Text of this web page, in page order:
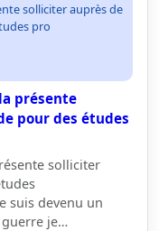
solliciter auprès de
pro
présente
pour des études
solliciter
suis devenu un
je…